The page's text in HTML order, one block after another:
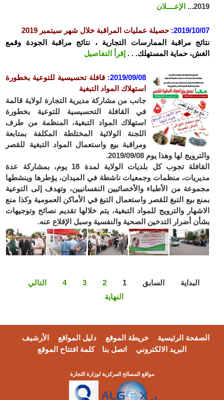
2019...
الإعــــلان
2019/10/07
: حصيلة عمليات المراقبة خلال شهر سيتمبر 2019
نتائج مراقبة الممارسات التجارية ، نتائج مراقبة الجودة وقمع
الغش، حماية المستهلك. . . إقرأ التفاصيل
2019/09/08
: قافلة تحسيسية للتوعية بخطورة
استهلاك المواد التبغية
جانب من مشاركة مديرية التجارة لولاية قالمة
في القافلة التحسيسية للتوعية بخطورة
استهلاك المواد التبغية، المنظمة من طرف
اللجنة الولائية المختلطة المكلفة بمتابعة
ومراقبة بيع واستعمال المواد التبغية للقصر
والترويج لها وهذا يوم 2019/09/08.
القافلة تجوب كل بلديات الولاية لمدة 18 يوم، بمشاركة عدة
مديريات، منظمات وجمعيات ناشطة في الميدان، يؤطرها وينشطها
مجموعة من الأطباء والأخصائيين النفسانيين، وتهدف إلى التوعية
بمنع بيع التبغ للقصر واستعمال التبغ في الأماكن العمومية وكذا منع
الاشهار والترويج للمواد التبغية، يتم خلالها تقديم نصائح وتوجيهات
بشأن أضرار التدخين الصحية والنفسية وسبل الإقلاع عنه.
البداية السابق 1
2
3
4
التالي
النهاية
الصفحة الرئيسية خريطة الموقع دليل المواقع
الأرشيف
البريد الالكتروني
اتصل بنا كلمة افتتاح الموقع
مواقع المصالح المركزية لوزارة التجارة